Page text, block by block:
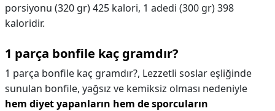
porsiyonu (320 gr) 425 kalori, 1 adedi (300 gr) 398
kaloridir.
1 parça bonfile kaç gramdır?
1 parça bonfile kaç gramdır?, Lezzetli soslar eşliğinde
sunulan bonfile, yağsız ve kemiksiz olması nedeniyle
hem diyet yapanların hem de sporcuların